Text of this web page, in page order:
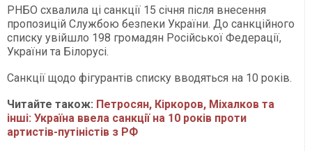
РНБО схвалила ці санкції 15 січня після внесення
пропозицій Службою безпеки України. До санкційного
списку увійшло 198 громадян Російської Федерації,
України та Білорусі.
Санкції щодо фігурантів списку вводяться на 10 років.
Читайте також: Петросян, Кіркоров, Міхалков та
інші: Україна ввела санкції на 10 років проти
артистів-путіністів з РФ